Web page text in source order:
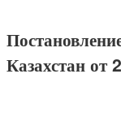
Казахстан от